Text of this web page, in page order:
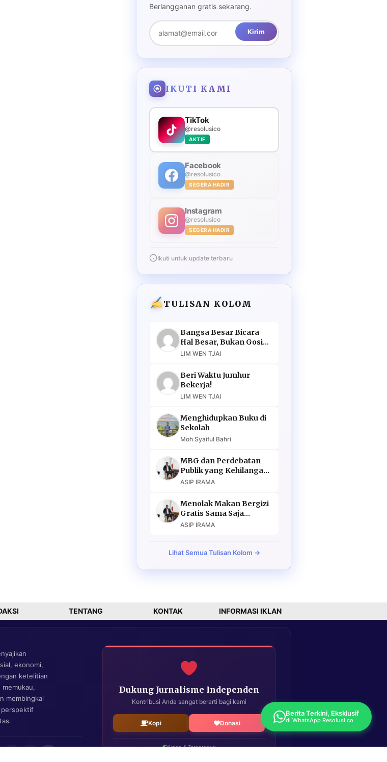
Berlangganan gratis sekarang.
Kirim
IKUTI KAMI
TikTok
@resolusico
AKTIF
Facebook
@resolusico
SEGERA HADIR
Instagram
@resolusico
SEGERA HADIR
Ikuti untuk update terbaru
TULISAN KOLOM
Bangsa Besar Bicara
Hal Besar, Bukan Gosip
Murahan
LIM WEN TJAI
Beri Waktu Jumhur
Bekerja!
LIM WEN TJAI
Menghidupkan Buku di
Sekolah
Moh Syaiful Bahri
MBG dan Perdebatan
Publik yang Kehilangan
Argumen
ASIP IRAMA
Menolak Makan Bergizi
Gratis Sama Saja
Menolak Masa Depan
ASIP IRAMA
Lihat Semua Tulisan Kolom →
TENTANG KONTAK INFORMASI IKLAN
ekonomi,
ketelitian
memukau,
membingkai
Dukung Jurnalisme Independen
Kontribusi Anda sangat berarti bagi kami
Kopi Donasi
Aman & Terpercaya
Berita Terkini, Eksklusif
di WhatsApp Resolusi.co